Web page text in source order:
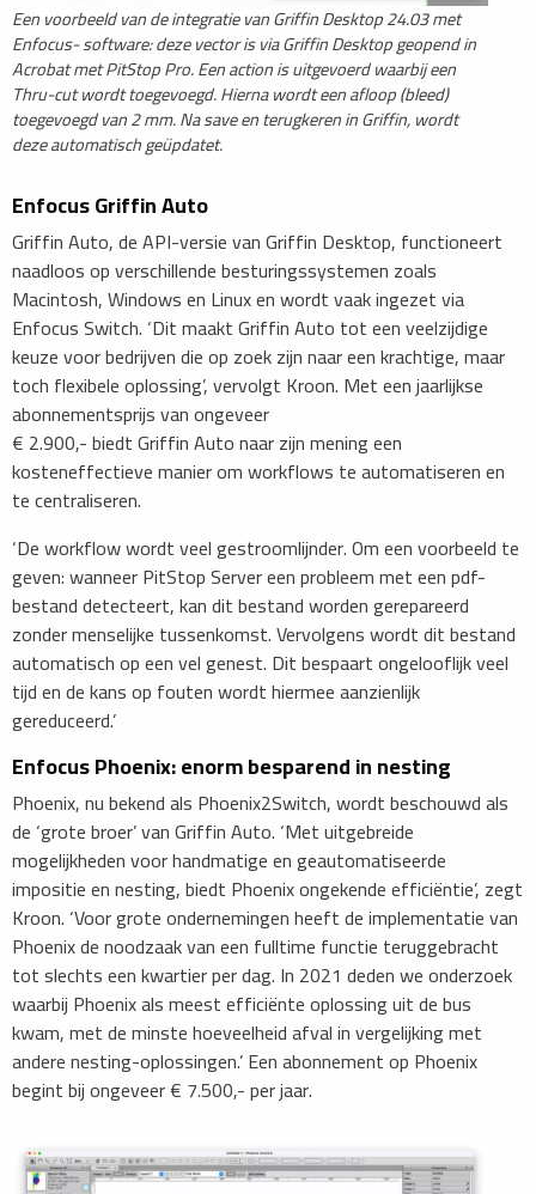
Een voorbeeld van de integratie van Griffin Desktop 24.03 met
Enfocus- software: deze vector is via Griffin Desktop geopend in
Acrobat met PitStop Pro. Een action is uitgevoerd waarbij een
Thru-cut wordt toegevoegd. Hierna wordt een afloop (bleed)
toegevoegd van 2 mm. Na save en terugkeren in Griffin, wordt
deze automatisch geüpdatet.
Enfocus Griffin Auto
Griffin Auto, de API-versie van Griffin Desktop, functioneert
naadloos op verschillende besturingssystemen zoals
Macintosh, Windows en Linux en wordt vaak ingezet via
Enfocus Switch. ‘Dit maakt Griffin Auto tot een veelzijdige
keuze voor bedrijven die op zoek zijn naar een krachtige, maar
toch flexibele oplossing’, vervolgt Kroon. Met een jaarlijkse
abonnementsprijs van ongeveer
€ 2.900,- biedt Griffin Auto naar zijn mening een
kosteneffectieve manier om workflows te automatiseren en
te centraliseren.
‘De workflow wordt veel gestroomlijnder. Om een voorbeeld te
geven: wanneer PitStop Server een probleem met een pdf-
bestand detecteert, kan dit bestand worden gerepareerd
zonder menselijke tussenkomst. Vervolgens wordt dit bestand
automatisch op een vel genest. Dit bespaart ongelooflijk veel
tijd en de kans op fouten wordt hiermee aanzienlijk
gereduceerd.’
Enfocus Phoenix: enorm besparend in nesting
Phoenix, nu bekend als Phoenix2Switch, wordt beschouwd als
de ‘grote broer’ van Griffin Auto. ‘Met uitgebreide
mogelijkheden voor handmatige en geautomatiseerde
impositie en nesting, biedt Phoenix ongekende efficiëntie’, zegt
Kroon. ‘Voor grote ondernemingen heeft de implementatie van
Phoenix de noodzaak van een fulltime functie teruggebracht
tot slechts een kwartier per dag. In 2021 deden we onderzoek
waarbij Phoenix als meest efficiënte oplossing uit de bus
kwam, met de minste hoeveelheid afval in vergelijking met
andere nesting-oplossingen.’ Een abonnement op Phoenix
begint bij ongeveer € 7.500,- per jaar.